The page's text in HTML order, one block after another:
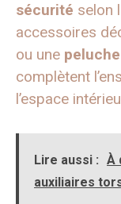
sécurité selon
accessoires
ou une peluche
complètent
l’espace
Lire aussi : À
auxiliaires